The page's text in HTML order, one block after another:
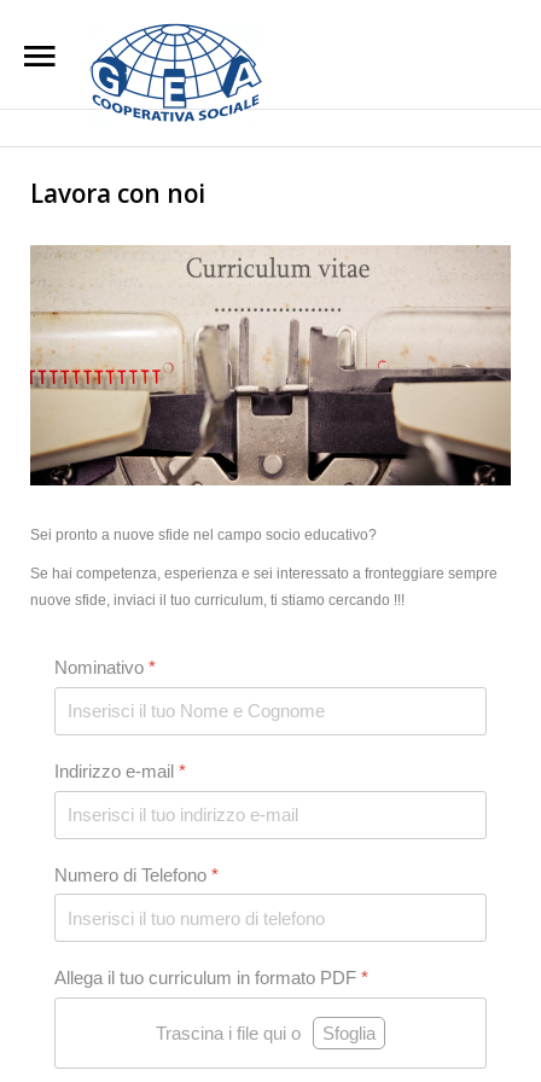
Home
Opere di Carità
Attività
Blog
Lavora con noi
Contatti
Search
Lavora con noi
Sei pronto a nuove sfide nel campo socio educativo?
Se hai competenza, esperienza e sei interessato a fronteggiare sempre
nuove sfide, inviaci il tuo curriculum, ti stiamo cercando !!!
Nominativo *
Indirizzo e-mail *
Numero di Telefono *
Allega il tuo curriculum in formato PDF *
Trascina i file qui o Sfoglia